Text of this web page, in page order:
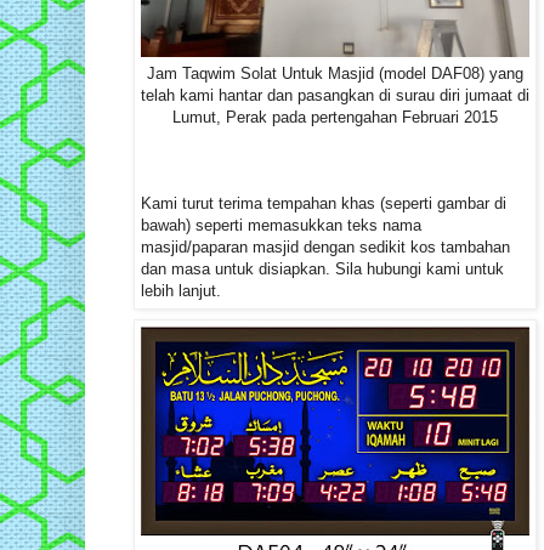
Jam Taqwim Solat Untuk Masjid (model DAF08) yang
telah kami hantar dan pasangkan di surau diri jumaat di
Lumut, Perak pada pertengahan Februari 2015
Kami turut terima tempahan khas (seperti gambar di
bawah) seperti memasukkan teks nama
masjid/paparan masjid dengan sedikit kos tambahan
dan masa untuk disiapkan. Sila hubungi kami untuk
lebih lanjut.